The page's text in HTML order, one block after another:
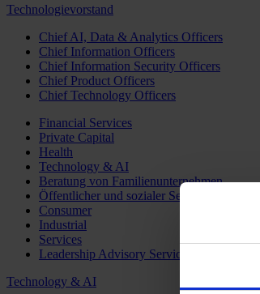
Technologievorstand
Chief AI, Data & Analytics Officers
Chief Information Officers
Chief Information Security Officers
Chief Product Officers
Chief Technology Officers
Financial Services
Private Capital
Health
Technology & AI
Beratung von Familienunternehmen
Öffentlicher und sozialer Sektor
Consumer
Industrial
Services
Leadership Advisory Services
Technology & AI